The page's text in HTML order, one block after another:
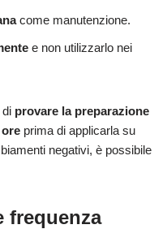
come manutenzione.
e non utilizzarlo nei
di provare la preparazione
prima di applicarla su
negativi, è possibile
frequenza